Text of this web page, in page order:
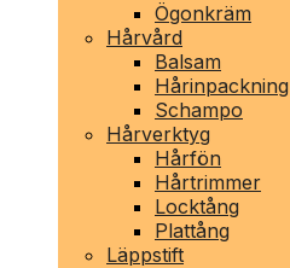
Ögonkräm
Hårvård
Balsam
Hårinpackning
Schampo
Hårverktyg
Hårfön
Hårtrimmer
Locktång
Plattång
Läppstift